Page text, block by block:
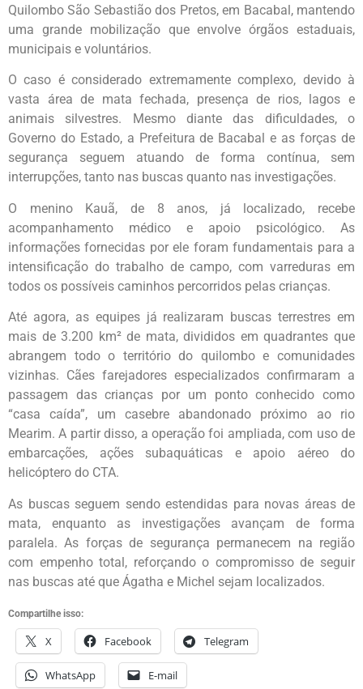
Quilombo São Sebastião dos Pretos, em Bacabal, mantendo
uma grande mobilização que envolve órgãos estaduais,
municipais e voluntários.
O caso é considerado extremamente complexo, devido à
vasta área de mata fechada, presença de rios, lagos e
animais silvestres. Mesmo diante das dificuldades, o
Governo do Estado, a Prefeitura de Bacabal e as forças de
segurança seguem atuando de forma contínua, sem
interrupções, tanto nas buscas quanto nas investigações.
O menino Kauã, de 8 anos, já localizado, recebe
acompanhamento médico e apoio psicológico. As
informações fornecidas por ele foram fundamentais para a
intensificação do trabalho de campo, com varreduras em
todos os possíveis caminhos percorridos pelas crianças.
Até agora, as equipes já realizaram buscas terrestres em
mais de 3.200 km² de mata, divididos em quadrantes que
abrangem todo o território do quilombo e comunidades
vizinhas. Cães farejadores especializados confirmaram a
passagem das crianças por um ponto conhecido como
“casa caída”, um casebre abandonado próximo ao rio
Mearim. A partir disso, a operação foi ampliada, com uso de
embarcações, ações subaquáticas e apoio aéreo do
helicóptero do CTA.
As buscas seguem sendo estendidas para novas áreas de
mata, enquanto as investigações avançam de forma
paralela. As forças de segurança permanecem na região
com empenho total, reforçando o compromisso de seguir
nas buscas até que Ágatha e Michel sejam localizados.
Compartilhe isso:
X Facebook Telegram
WhatsApp E-mail